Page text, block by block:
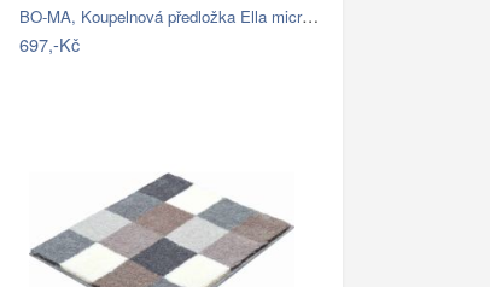
BO-MA, Koupelnová předložka Ella micro…
697,-Kč